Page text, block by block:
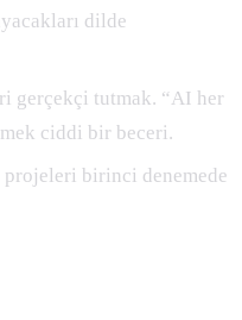
dilde
gerçekçi tutmak. “AI her
ciddi bir beceri.
projeleri birinci denemede